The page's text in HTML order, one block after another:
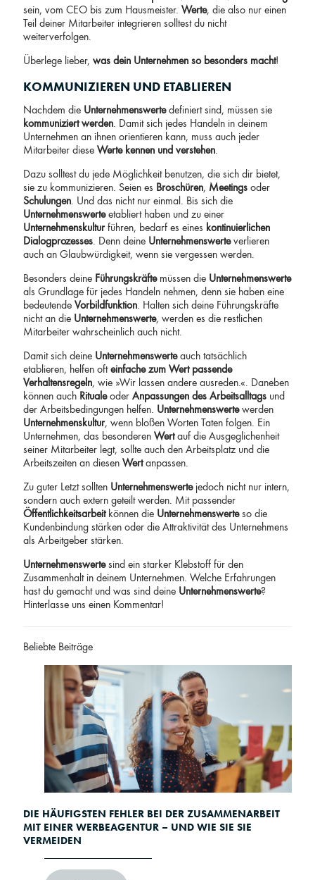
sein, vom CEO bis zum Hausmeister. Werte, die also nur einen
Teil deiner Mitarbeiter integrieren solltest du nicht
weiterverfolgen.
Überlege lieber, was dein Unternehmen so besonders macht!
KOMMUNIZIEREN UND ETABLIEREN
Nachdem die Unternehmenswertedefiniert sind, müssen sie
kommuniziert werden. Damit sich jedes Handeln in deinem
Unternehmen an ihnen orientieren kann, muss auch jeder
Mitarbeiter diese Werte kennen und verstehen.
Dazu solltest du jede Möglichkeit benutzen, die sich dir bietet,
sie zu kommunizieren. Seien es Broschüren, Meetings oder
Schulungen. Und das nicht nur einmal. Bis sich die
Unternehmenswerteetabliert haben und zu einer
Unternehmenskulturführen, bedarf es eines kontinuierlichen
Dialogprozesses. Denn deine Unternehmenswerteverlieren
auch an Glaubwürdigkeit, wenn sie vergessen werden.
Besonders deine Führungskräftemüssen die Unternehmenswerte
als Grundlage für jedes Handeln nehmen, denn sie haben eine
bedeutende Vorbildfunktion. Halten sich deine Führungskräfte
nicht an die Unternehmenswerte, werden es die restlichen
Mitarbeiter wahrscheinlich auch nicht.
Damit sich deine Unternehmenswerteauch tatsächlich
etablieren, helfen ofteinfache zum Wert passende
Verhaltensregeln, wie »Wir lassen andere ausreden.«. Daneben
können auch Ritualeoder Anpassungen des Arbeitsalltags und
der Arbeitsbedingungen helfen. Unternehmenswertewerden
Unternehmenskultur, wenn bloßen Worten Taten folgen. Ein
Unternehmen, das besonderen Wertauf die Ausgeglichenheit
seiner Mitarbeiter legt, sollte auch den Arbeitsplatz und die
Arbeitszeiten an diesen Wertanpassen.
Zu guter Letzt sollten Unternehmenswertejedoch nicht nur intern,
sondern auch extern geteilt werden. Mit passender
Öffentlichkeitsarbeitkönnen die Unternehmenswerteso die
Kundenbindung stärken oder die Attraktivität des Unternehmens
als Arbeitgeber stärken.
Unternehmenswertesind ein starker Klebstoff für den
Zusammenhalt in deinem Unternehmen. Welche Erfahrungen
hast du gemacht und was sind deine Unternehmenswerte?
Hinterlasse uns einen Kommentar!
Beliebte Beiträge
DIE HÄUFIGSTEN FEHLER BEI DER ZUSAMMENARBEIT
MIT EINER WERBEAGENTUR – UND WIE SIE SIE
VERMEIDEN